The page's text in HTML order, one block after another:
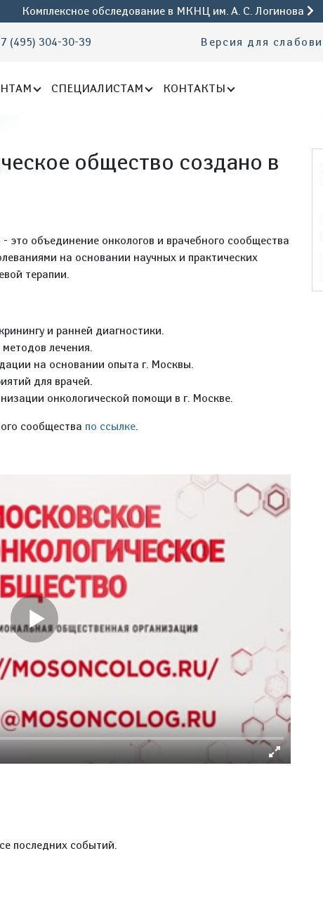
Комплексное обследование в МКНЦ им. А. С. Логинова
(495) 304-30-39 Версия для
СПЕЦИАЛИСТАМ КОНТАКТЫ
общество создано в
- это объединение онкологов и врачебного сообщества
на основании научных и практических
терапии.
и ранней диагностики.
лечения.
на основании опыта г. Москвы.
для врачей.
онкологической помощи в г. Москве.
сообщества по ссылке.️
последних событий.